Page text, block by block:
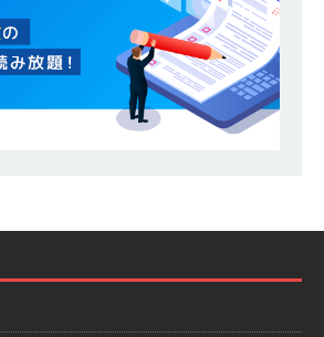
[ 2026年5月13日 ]
【 28卒 ｜ 建築プロセスの一
部を体験できるイベント開催 】香川・大阪勤務
｜ 四国・関東エリアで圧倒的な存在感を誇る総
日 ｜ 創立以来74年間黒字経営 ｜ 合田工務店